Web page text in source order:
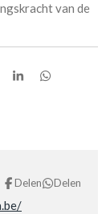
van de
S
D
Delen Delen